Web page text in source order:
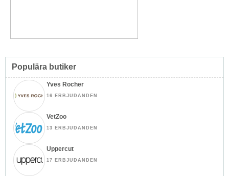
Populära butiker
Yves Rocher
16 ERBJUDANDEN
VetZoo
13 ERBJUDANDEN
Uppercut
17 ERBJUDANDEN